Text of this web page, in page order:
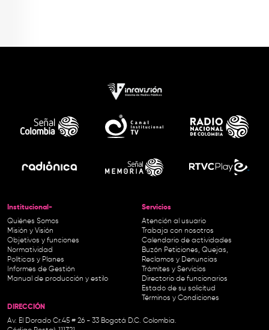
Institucional-
Quiénes Somos
Misión y Visión
Objetivos y funciones
Normatividad
Políticas y Planes
Informes de Gestión
Manual de producción y estilo
Servicios
Atención al usuario
Trabaja con nosotros
Calendario de actividades
Buzón Peticiones, Quejas,
Reclamos y Denuncias
Trámites y Servicios
Directorio de funcionarios
Estado de su solicitud
Términos y Condiciones
DIRECCIÓN
Av. El Dorado Cr.45 # 26 - 33 Bogotá D.C. Colombia.